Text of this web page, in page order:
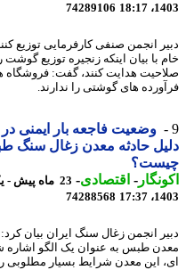
74289106
انجمن صنفی کارفرمایی توزیع
با بیان اینکه زنجیره توزیع گوشت را
هدایت کنند، گفت: فروشگاه های
های گوشتی را ندارند.
وضعیت فاجعه بار ایمنی در
حادثه معدن زغال سنگ طبس
-اقتصادی-
74288568
انجمن زغال سنگ ایران بیان کرد:
طبس به عنوان یک الگو اشاره شده
این معدن شرایط بسیار مطلوبی را